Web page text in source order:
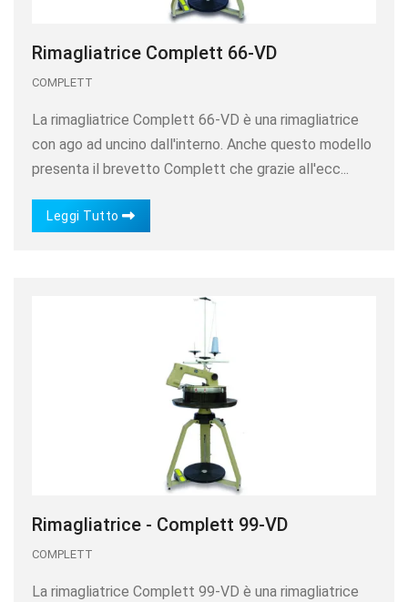
Rimagliatrice Complett 66-VD
COMPLETT
La rimagliatrice Complett 66-VD è una rimagliatrice
con ago ad uncino dall'interno. Anche questo modello
presenta il brevetto Complett che grazie all'ecc...
Leggi Tutto
Rimagliatrice - Complett 99-VD
COMPLETT
La rimagliatrice Complett 99-VD è una rimagliatrice